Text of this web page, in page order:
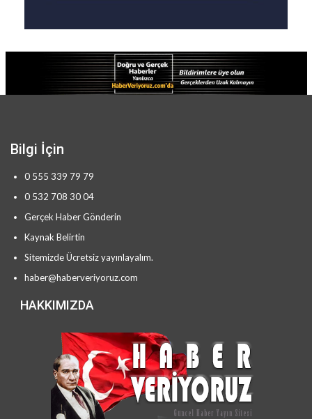
Bilgi İçin
0 555 339 79 79
0 532 708 30 04
Gerçek Haber Gönderin
Kaynak Belirtin
Sitemizde Ücretsiz yayınlayalım.
haber@haberveriyoruz.com
HAKKIMIZDA